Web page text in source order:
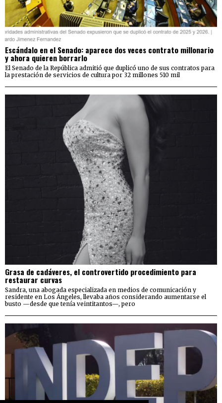
Escándalo en el Senado: aparece dos veces contrato millonario
y ahora quieren borrarlo
El Senado de la República admitió que duplicó uno de sus contratos para
la prestación de servicios de cultura por 32 millones 510 mil
Grasa de cadáveres, el controvertido procedimiento para
restaurar curvas
Sandra, una abogada especializada en medios de comunicación y
residente en Los Ángeles, llevaba años considerando aumentarse el
busto —desde que tenía veintitantos—, pero